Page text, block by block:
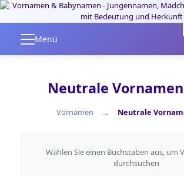
Skip to main content
Menü
Neutrale
Vornamen Neutrale
Nach
Wählen Sie einen Buchstaben aus, um
durchsuchen